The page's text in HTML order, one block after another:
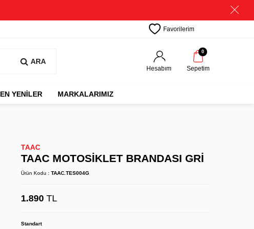
Favorilerim
ARA
Hesabım
0
Sepetim
EN YENİLER MARKALARIMIZ
TAAC
TAAC MOTOSİKLET BRANDASI GRİ
Ürün Kodu : TAAC.TES004G
1.890 TL
Standart